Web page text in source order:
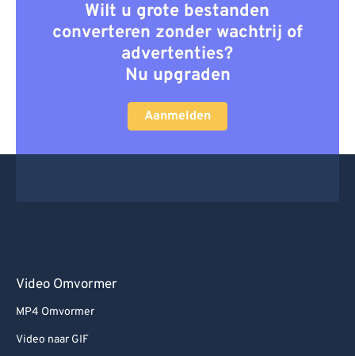
Wilt u grote bestanden
converteren zonder wachtrij of
advertenties?
Nu upgraden
Aanmelden
Video Omvormer
MP4 Omvormer
Video naar GIF